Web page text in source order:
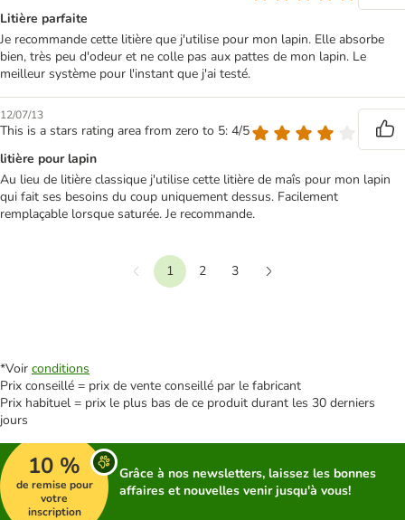
Litière parfaite
Je recommande cette litière que j'utilise pour mon lapin. Elle absorbe
bien, très peu d'odeur et ne colle pas aux pattes de mon lapin. Le
meilleur système pour l'instant que j'ai testé.
12/07/13
This is a stars rating area from zero to 5: 4/5
litière pour lapin
Au lieu de litière classique j'utilise cette litière de maîs pour mon lapin
qui fait ses besoins du coup uniquement dessus. Facilement
remplaçable lorsque saturée. Je recommande.
Précédent
1 2
3
*Voir conditions
Prix conseillé = prix de vente conseillé par le fabricant
Prix habituel = prix le plus bas de ce produit durant les 30 derniers
jours
10 %
de remise pour
votre
inscription
Grâce à nos newsletters, laissez les bonnes
affaires et nouvelles venir jusqu'à vous!